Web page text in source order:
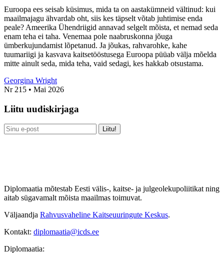
Euroopa ees seisab küsimus, mida ta on aastakümneid vältinud: kui
maailmajagu ähvardab oht, siis kes täpselt võtab juhtimise enda
peale? Ameerika Ühendriigid annavad selgelt mõista, et nemad seda
enam teha ei taha. Venemaa pole naabruskonna jõuga
ümberkujundamist lõpetanud. Ja jõukas, rahvarohke, kahe
tuumariigi ja kasvava kaitsetööstusega Euroopa püüab välja mõelda
mitte ainult seda, mida teha, vaid sedagi, kes hakkab otsustama.
Georgina Wright
Nr 215 • Mai 2026
Liitu uudiskirjaga
Diplomaatia mõtestab Eesti välis-, kaitse- ja julgeolekupoliitikat ning
aitab sügavamalt mõista maailmas toimuvat.
Väljaandja Rahvusvaheline Kaitseuuringute Keskus.
Kontakt: diplomaatia@icds.ee
Diplomaatia: